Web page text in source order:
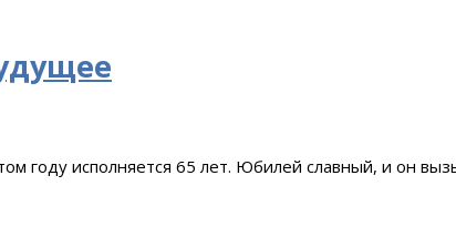
году исполняется 65 лет. Юбилей славный, и он